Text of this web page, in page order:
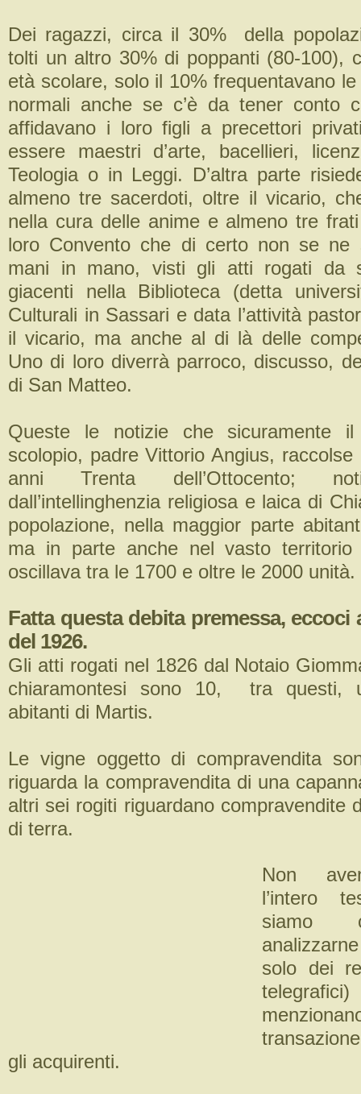
Dei ragazzi, circa il 30% della
tolti un altro 30% di poppanti (80-100),
età scolare, solo il 10% frequentavano
normali anche se c’è da tener conto
affidavano i loro figli a precettori
essere maestri d’arte, bacellieri,
Teologia o in Leggi. D’altra parte
almeno tre sacerdoti, oltre il vicario,
nella cura delle anime e almeno tre
loro Convento che di certo non se ne
mani in mano, visti gli atti rogati da
giacenti nella Biblioteca (detta
Culturali in Sassari e data l’attività
il vicario, ma anche al di là delle
Uno di loro diverrà parroco, discusso,
di San Matteo.
Queste le notizie che sicuramente
scolopio, padre Vittorio Angius, raccolse
anni Trenta dell’Ottocento;
dall’intellinghenzia religiosa e laica di
popolazione, nella maggior parte
ma in parte anche nel vasto territorio
oscillava tra le 1700 e oltre le 2000 unità.
Fatta questa debita premessa, eccoci
del 1926.
Gli atti rogati nel 1826 dal Notaio
chiaramontesi sono 10, tra questi,
abitanti di Martis.
Le vigne oggetto di compravendita
riguarda la compravendita di una
altri sei rogiti riguardano compravendite
di terra.
Non
l’intero
siamo
solo dei
gli acquirenti.